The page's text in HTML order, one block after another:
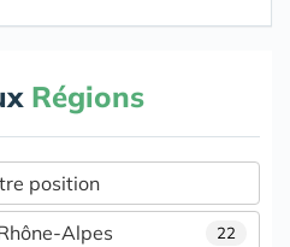
Régions
position
22
Alpes